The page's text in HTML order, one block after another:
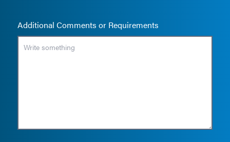
Additional Comments or Requirements